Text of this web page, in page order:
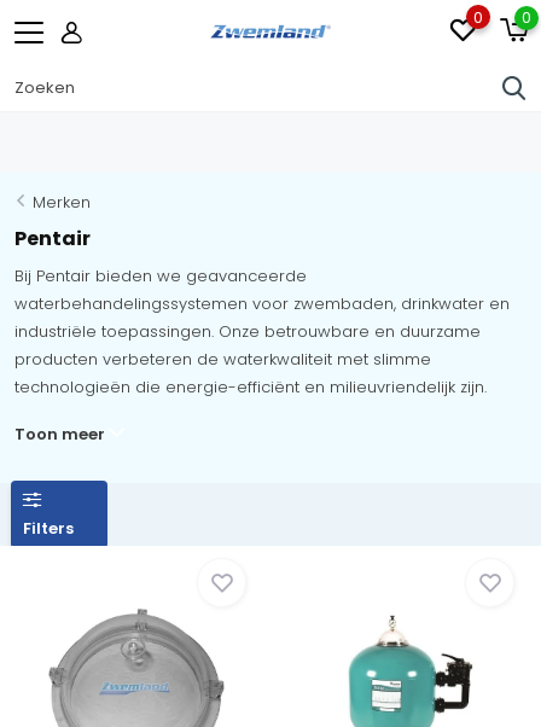
0 0
Merken
Pentair
Bij Pentair bieden we geavanceerde
waterbehandelingssystemen voor zwembaden, drinkwater en
industriële toepassingen. Onze betrouwbare en duurzame
producten verbeteren de waterkwaliteit met slimme
technologieën die energie-efficiënt en milieuvriendelijk zijn.
Toon meer
Filters